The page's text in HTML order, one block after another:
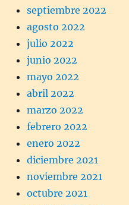
septiembre 2022
agosto 2022
julio 2022
junio 2022
mayo 2022
abril 2022
marzo 2022
febrero 2022
enero 2022
diciembre 2021
noviembre 2021
octubre 2021